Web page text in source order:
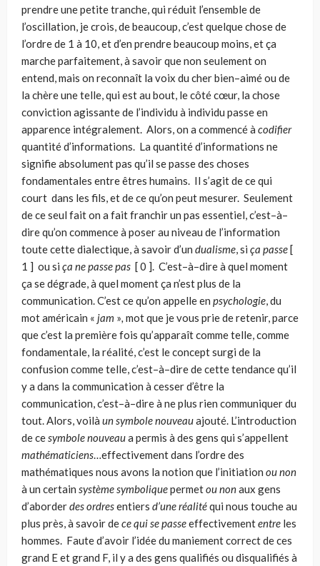
prendre une petite tranche, qui réduit l’ensemble de
l’oscillation, je crois, de beaucoup, c’est quelque chose de
l’ordre de 1 à 10, et d’en prendre beaucoup moins, et ça
marche parfaitement, à savoir que non seulement on
entend, mais on reconnaît la voix du cher bien–aimé ou de
la chère une telle, qui est au bout, le côté cœur, la chose
conviction agissante de l’individu à individu passe en
apparence intégralement. Alors, on a commencé à codifier
quantité d’informations. La quantité d’informations ne
signifie absolument pas qu’il se passe des choses
fondamentales entre êtres humains. Il s’agit de ce qui
court dans les fils, et de ce qu’on peut mesurer. Seulement
de ce seul fait on a fait fran­chir un pas essentiel, c’est–à–
dire qu’on commence à poser au niveau de l’infor­mation
toute cette dialectique, à savoir d’un dualisme, si ça passe [
1 ] ou si ça ne passe pas [ 0 ]. C’est–à–dire à quel moment
ça se dégrade, à quel moment ça n’est plus de la
communication. C’est ce qu’on appelle en psychologie, du
mot américain « jam », mot que je vous prie de retenir, parce
que c’est la première fois qu’apparaît comme telle, comme
fondamentale, la réalité, c’est le concept surgi de la
confusion comme telle, c’est–à–dire de cette tendance qu’il
y a dans la communication à cesser d’être la
communication, c’est–à–dire à ne plus rien communiquer du
tout. Alors, voilà un symbole nouveauajouté. L’introduction
de cesymbole nou­veaua permis à des gens qui s’appellent
mathématiciens…effectivement dans l’ordre des
mathématiques nous avons la notion que l’initiation ou non
à un certain système symboliquepermetou nonaux gens
d’aborderdes ordresentiers d’une réalitéqui nous touche au
plus près, à savoir dece qui se passeeffectivemententre les
hommes. Faute d’avoir l’idée du maniement correct de ces
grand E et grand F, il y a des gens qualifiés ou disqualifiés à